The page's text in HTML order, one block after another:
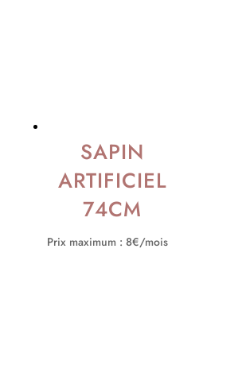
SAPIN
ARTIFICIEL
74CM
Prix maximum : 8€/mois